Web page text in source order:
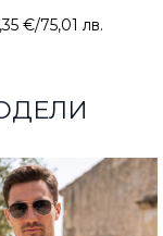
€/75,01 лв.